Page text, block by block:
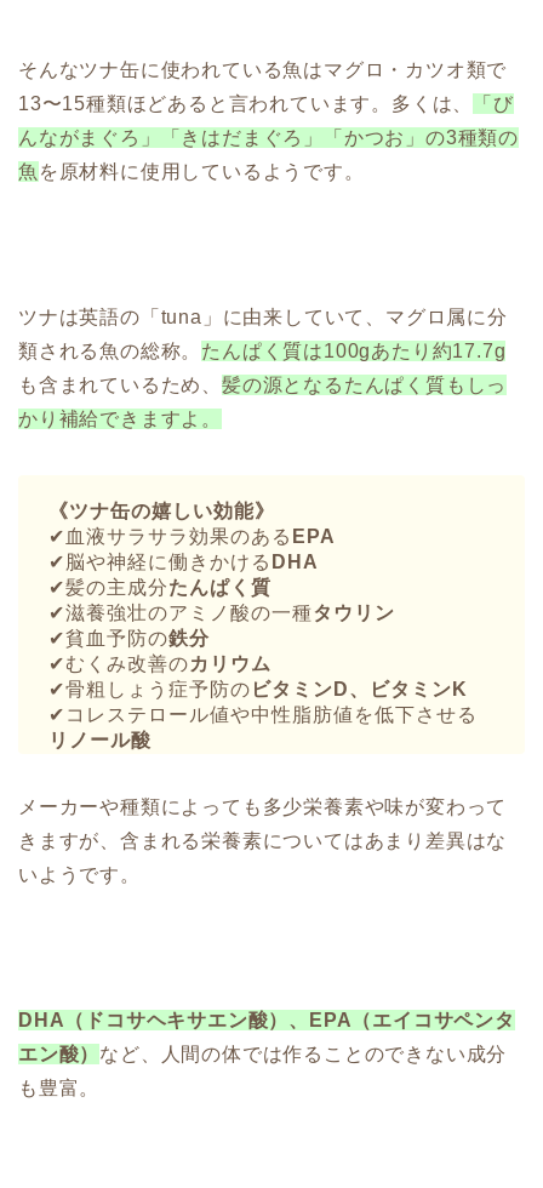
そんなツナ缶に使われている魚はマグロ・カツオ類で
13〜15種類ほどあると言われています。多くは、
「び
んながまぐろ」「きはだまぐろ」「かつお」の3種類の
魚 を原材料に使用しているようです。
ツナは英語の「tuna」に由来していて、マグロ属に分
類される魚の総称。 たんぱく質は100gあたり約17.7g
も含まれているため、 髪の源となるたんぱく質もしっ
かり補給できますよ。
《ツナ缶の嬉しい効能》
✔︎血液サラサラ効果のある EPA
✔︎脳や神経に働きかける DHA
✔︎髪の主成分たんぱく質
✔︎滋養強壮のアミノ酸の一種タウリン
✔︎貧血予防の鉄分
✔︎むくみ改善のカリウム
✔︎骨粗しょう症予防の ビタミンD、ビタミンK
✔︎コレステロール値や中性脂肪値を低下させる
リノール酸
メーカーや種類によっても多少栄養素や味が変わって
きますが、含まれる栄養素についてはあまり差異はな
いようです。
DHA（ドコサヘキサエン酸）、EPA（エイコサペンタ
エン酸） など、人間の体では作ることのできない成分
も豊富。